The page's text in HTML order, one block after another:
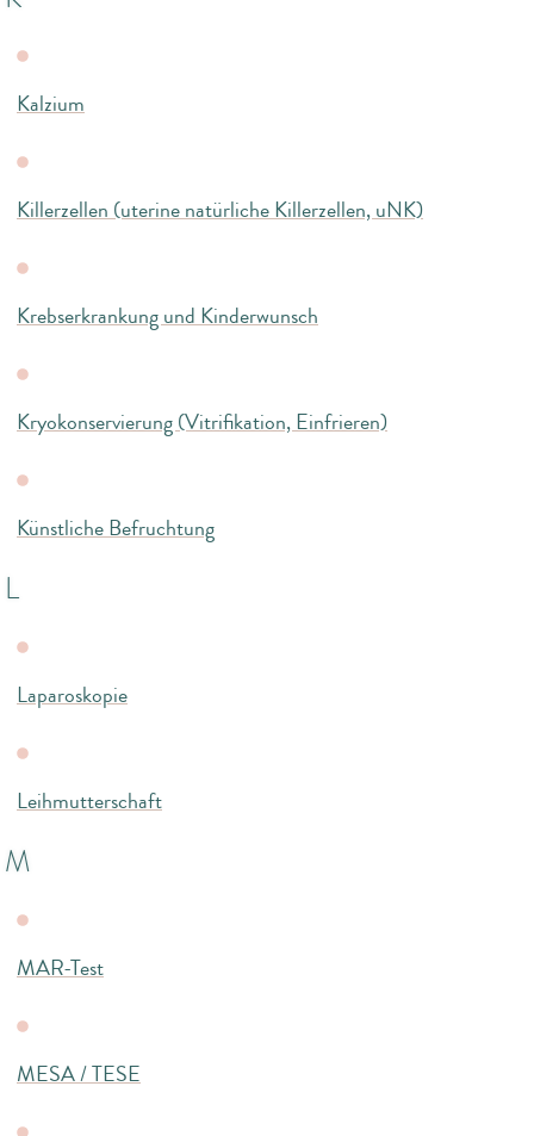
Kalzium
Killerzellen (uterine natürliche Killerzellen, uNK)
Krebserkrankung und Kinderwunsch
Kryokonservierung (Vitrifikation, Einfrieren)
Künstliche Befruchtung
L
Laparoskopie
Leihmutterschaft
M
MAR-Test
MESA / TESE